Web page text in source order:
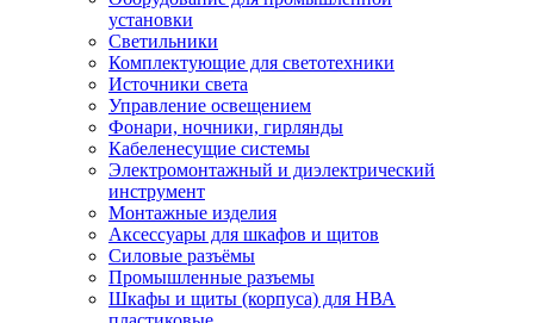
установки
Светильники
Комплектующие для светотехники
Источники света
Управление освещением
Фонари, ночники, гирлянды
Кабеленесущие системы
Электромонтажный и диэлектрический
инструмент
Монтажные изделия
Аксессуары для шкафов и щитов
Силовые разъёмы
Промышленные разъемы
Шкафы и щиты (корпуса) для НВА